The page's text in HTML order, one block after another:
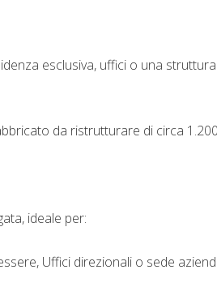
esclusiva, uffici o una struttura
da ristrutturare di circa
ideale per:
Uffici direzionali o sede